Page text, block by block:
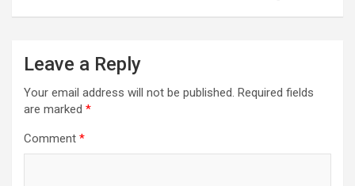
Leave a Reply
Your email address will not be published. Required fields
are marked *
Comment *